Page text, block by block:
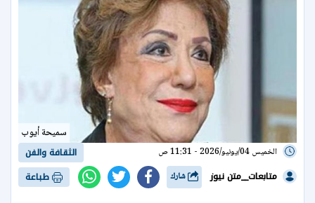
سميحة أيوب
الخميس 04/يونيو/2026 - 11:31 ص
الثقافة والفن
متابعات__متن نيوز
طباعة